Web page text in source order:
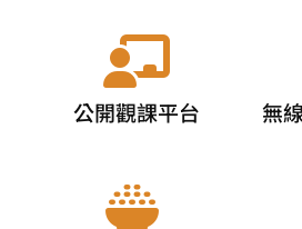
公開觀課平台 無